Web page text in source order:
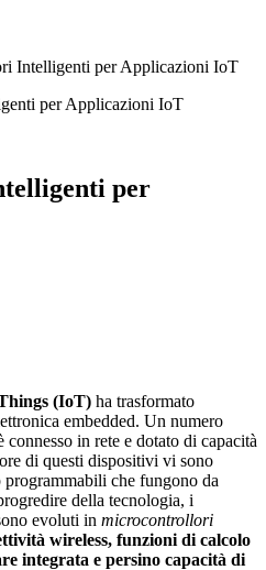
Intelligenti per Applicazioni IoT
per
(IoT) ha trasformato
embedded. Un numero
in rete e dotato di capacità
di questi dispositivi vi sono
che fungono da
della tecnologia, i
evoluti in microcontrollori
wireless, funzioni di calcolo
integrata e persino capacità di